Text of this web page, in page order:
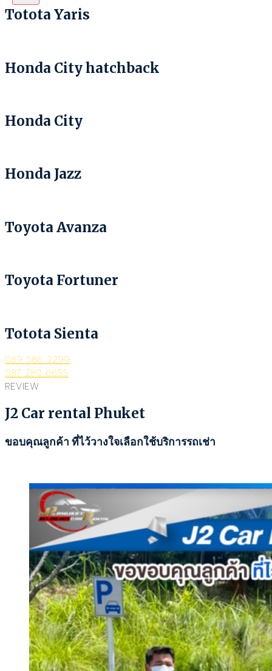
Totota Yaris
Honda City hatchback
Honda City
Honda Jazz
Toyota Avanza
Toyota Fortuner
Totota Sienta
089 586 2299
087 280 6655
REVIEW
J2 Car rental Phuket
ขอบคุณลูกค้า ที่ไว้วางใจเลือกใช้บริการรถเช่า